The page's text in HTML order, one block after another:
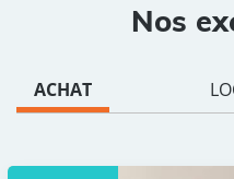
Nos
ACHAT